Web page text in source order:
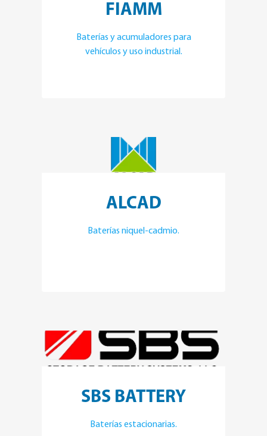
FIAMM
Baterías y acumuladores para
vehículos y uso industrial.
ALCAD
Baterías niquel-cadmio.
SBS BATTERY
Baterías estacionarias.